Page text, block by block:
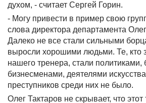
духом, - считает Сергей Горин.
- Могу привести в пример свою
слова директора департамента
Далеко не все стали сильными
выросли хорошими людьми. Те, кто
нашего тренера, стали политиками,
бизнесменами, деятелями
преступников среди них не было.
Олег Тактаров не скрывает, что этот